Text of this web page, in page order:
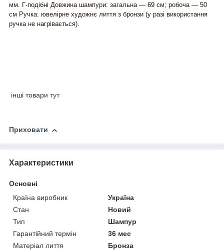
мм. Г-подібні Довжина шампури: загальна — 69 см; робоча — 50
см Ручка: ювелірне художнє лиття з бронзи (у разі використання
ручка не нагрівається).
інші товари тут
Приховати
Характеристики
Основні
Країна виробник
Україна
Стан
Новий
Тип
Шампур
Гарантійний термін
36 мес
Матеріал лиття
Бронза